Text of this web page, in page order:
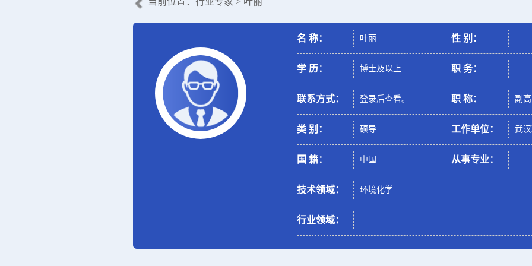
名 称： 叶丽 性 别：
学 历： 博士及以上 职 务：
联系方式： 登录后查看。 职 称： 副高
类 别： 硕导 工作单位： 武
国 籍： 中国 从事专业：
技术领域： 环境化学
行业领域：